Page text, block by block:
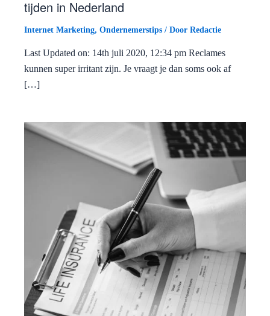
tijden in Nederland
Internet Marketing, Ondernemerstips / Door Redactie
Last Updated on: 14th juli 2020, 12:34 pm Reclames
kunnen super irritant zijn. Je vraagt je dan soms ook af
[…]